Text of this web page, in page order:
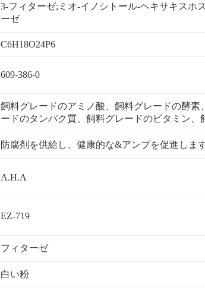
3-フィターゼ;ミオ-イノシトール-ヘキサキスホ
ーゼ
C6H18O24P6
609-386-0
飼料グレードのアミノ酸、飼料グレードの酵
ードのタンパク質、飼料グレードのビタミン
防腐剤を供給し、健康的な&アンプを促進しま
A.H.A
EZ-719
フィターゼ
白い粉